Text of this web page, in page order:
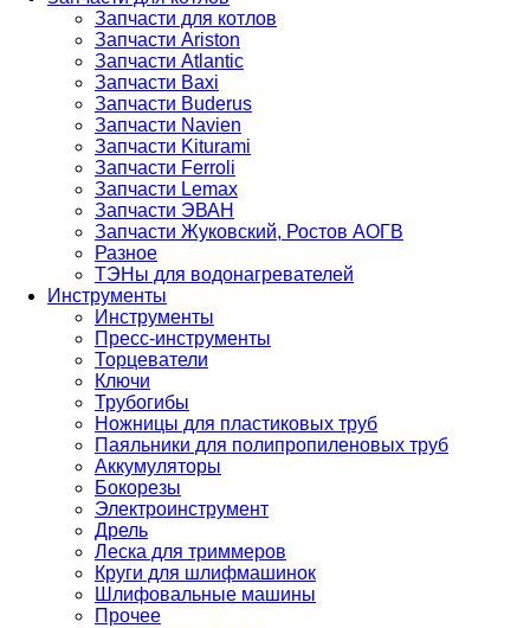
Запчасти для котлов
Запчасти Ariston
Запчасти Atlantic
Запчасти Baxi
Запчасти Buderus
Запчасти Navien
Запчасти Kiturami
Запчасти Ferroli
Запчасти Lemax
Запчасти ЭВАН
Запчасти Жуковский, Ростов АОГВ
Разное
ТЭНы для водонагревателей
Инструменты
Инструменты
Пресс-инструменты
Торцеватели
Ключи
Трубогибы
Ножницы для пластиковых труб
Паяльники для полипропиленовых труб
Аккумуляторы
Бокорезы
Электроинструмент
Дрель
Леска для триммеров
Круги для шлифмашинок
Шлифовальные машины
Прочее